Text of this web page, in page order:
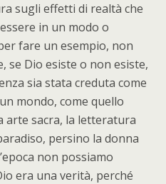
sugli effetti di realtà che
in un modo o
fare un esempio, non
se Dio esiste o non esiste,
sia stata creduta come
mondo, come quello
arte sacra, la letteratura
persino la donna
non possiamo
era una verità, perché